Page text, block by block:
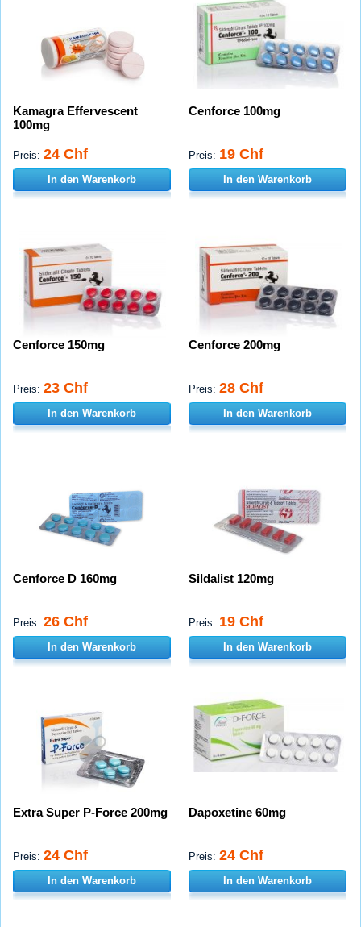
Kamagra Effervescent
100mg
Preis: 24 Chf
In den Warenkorb
Cenforce 100mg
Preis: 19 Chf
In den Warenkorb
Cenforce 150mg
Preis: 23 Chf
In den Warenkorb
Cenforce 200mg
Preis: 28 Chf
In den Warenkorb
Cenforce D 160mg
Preis: 26 Chf
In den Warenkorb
Sildalist 120mg
Preis: 19 Chf
In den Warenkorb
Extra Super P-Force 200mg
Preis: 24 Chf
In den Warenkorb
Dapoxetine 60mg
Preis: 24 Chf
In den Warenkorb